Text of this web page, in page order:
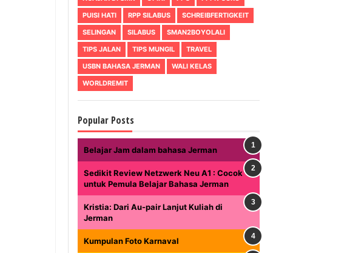
PUISI HATI
RPP SILABUS
SCHREIBFERTIGKEIT
SELINGAN
SILABUS
SMAN2BOYOLALI
TIPS JALAN
TIPS MUNGIL
TRAVEL
USBN BAHASA JERMAN
WALI KELAS
WORLDREMIT
Popular Posts
Belajar Jam dalam bahasa Jerman
Sedikit Review Netzwerk Neu A1 : Cocok
untuk Pemula Belajar Bahasa Jerman
Kristia: Dari Au-pair Lanjut Kuliah di
Jerman
Kumpulan Foto Karnaval